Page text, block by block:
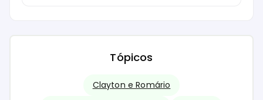
Tópicos
Clayton e Romário